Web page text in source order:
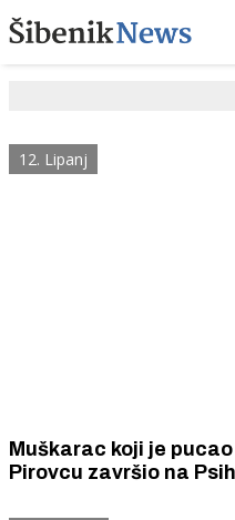
12. Lipanj
Muškarac koji je
Pirovcu završio na